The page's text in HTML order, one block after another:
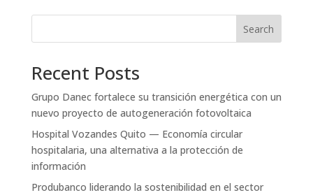
Search
Recent Posts
Grupo Danec fortalece su transición energética con un
nuevo proyecto de autogeneración fotovoltaica
Hospital Vozandes Quito — Economía circular
hospitalaria, una alternativa a la protección de
información
Produbanco liderando la sostenibilidad en el sector